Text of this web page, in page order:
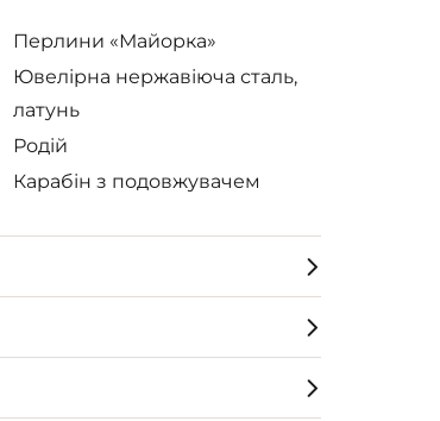
Перлини «Майорка»
Ювелірна нержавіюча сталь,
латунь
Родій
Карабін з подовжувачем